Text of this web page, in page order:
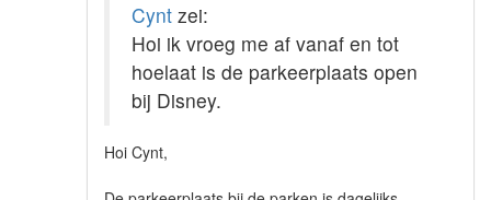
Cynt zei:
Hoi ik vroeg me af vanaf en tot
hoelaat is de parkeerplaats open
bij Disney.
Hoi Cynt,